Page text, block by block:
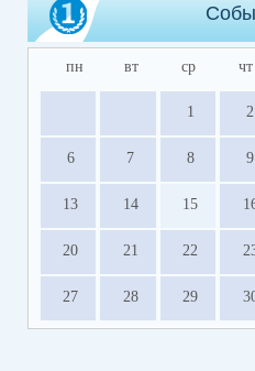
пн вт ср чт
1 2
6 7 8 9
13 14 15
20 21 22
27 28 29